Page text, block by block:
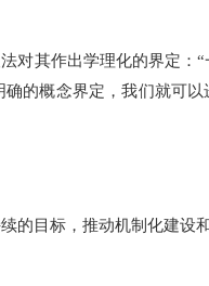
其作出学理化的界定：“
的概念界定，我们就可以
目标，推动机制化建设